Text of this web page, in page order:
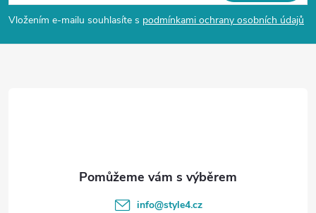
pVložením e-mailu souhlasíte s podmínkami ochrany osobních údajů
info@style4.cz